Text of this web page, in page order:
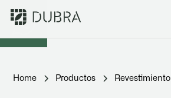
Home Productos Revestimiento